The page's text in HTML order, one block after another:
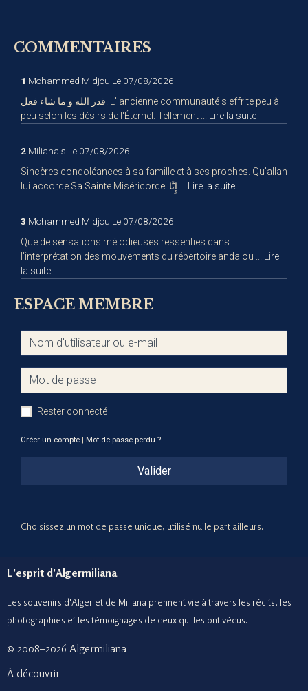
COMMENTAIRES
1 Mohammed Midjou Le 07/08/2026
قدر الله و ما شاء فعل. L' ancienne communauté s'effrite peu à
peu selon les désirs de l'Éternel. Tellement ...
Lire la suite
2 Milianais Le 07/08/2026
Sincères condoléances à sa famille et à ses proches. Qu'allah
Lire la suite
3 Mohammed Midjou Le 07/08/2026
Que de sensations mélodieuses ressenties dans
l'interprétation des mouvements du répertoire andalou ...
Lire
la suite
ESPACE MEMBRE
Rester connecté
Créer un compte | Mot de passe perdu ?
Valider
Choisissez un mot de passe unique, utilisé nulle part ailleurs.
L'esprit d'Algermiliana
Les souvenirs d'Alger et de Miliana prennent vie à travers les récits, les
photographies et les témoignages de ceux qui les ont vécus.
© 2008–2026 Algermiliana
À découvrir